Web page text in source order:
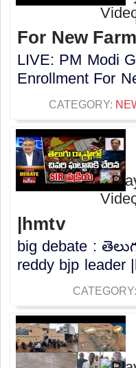
For New
LIVE: PM Modi
Enrollment For
CATEGORY:
|hmtv
big debate :
reddy bjp leader
CATEGORY: